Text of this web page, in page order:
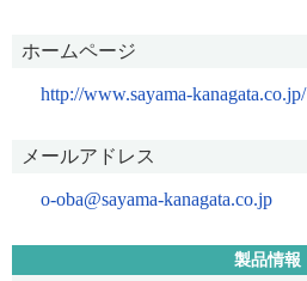
ホームページ
http://www.sayama-kanagata.co.jp/
メールアドレス
o-oba@sayama-kanagata.co.jp
製品情報